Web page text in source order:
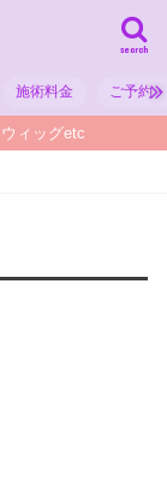
search
施術料金 ご予約
ィッグetc